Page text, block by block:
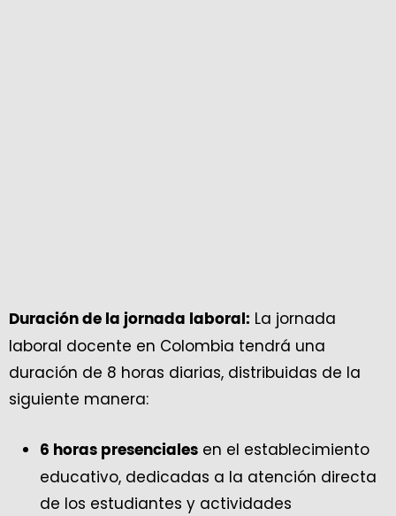
Duración de la jornada laboral: La jornada
laboral docente en Colombia tendrá una
duración de 8 horas diarias, distribuidas de la
siguiente manera:
6 horas presenciales en el establecimiento
educativo, dedicadas a la atención directa
de los estudiantes y actividades